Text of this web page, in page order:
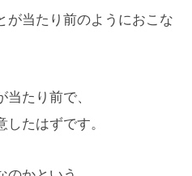
が当たり前のようにおこな
たり前で、
たはずです。